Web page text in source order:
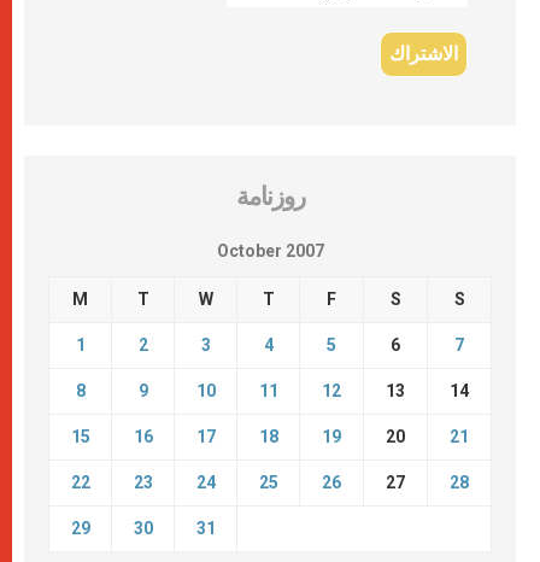
روزنامة
October 2007
M T W T F S S
1 2 3 4 5 6 7
8 9 10 11 12 13 14
15 16 17 18 19 20 21
22 23 24 25 26 27 28
29 30 31